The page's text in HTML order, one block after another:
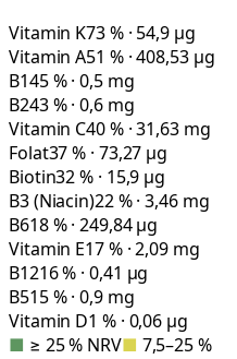
Vitamin K73 % · 54,9 µg
Vitamin A51 % · 408,53 µg
B145 % · 0,5 mg
B243 % · 0,6 mg
Vitamin C40 % · 31,63 mg
Folat37 % · 73,27 µg
Biotin32 % · 15,9 µg
B3 (Niacin)22 % · 3,46 mg
B618 % · 249,84 µg
Vitamin E17 % · 2,09 mg
B1216 % · 0,41 µg
B515 % · 0,9 mg
Vitamin D1 % · 0,06 µg
■ ≥ 25 % NRV■ 7,5–25 %